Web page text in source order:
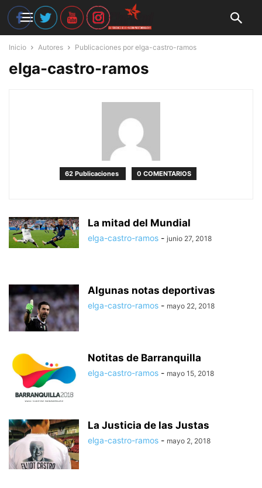
Inicio Autores Publicaciones por elga-castro-ramos
elga-castro-ramos
62 Publicaciones 0 COMENTARIOS
La mitad del Mundial
elga-castro-ramos - junio 27, 2018
Algunas notas deportivas
elga-castro-ramos - mayo 22, 2018
Notitas de Barranquilla
elga-castro-ramos - mayo 15, 2018
La Justicia de las Justas
elga-castro-ramos - mayo 2, 2018